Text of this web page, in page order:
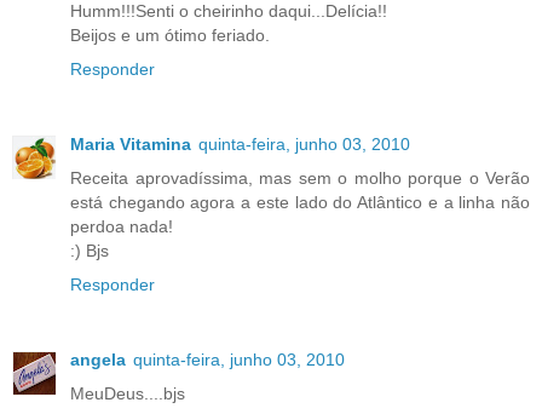
Humm!!!Senti o cheirinho daqui...Delícia!!
Beijos e um ótimo feriado.
Responder
Maria Vitamina quinta-feira, junho 03, 2010
Receita aprovadíssima, mas sem o molho porque o Verão
está chegando agora a este lado do Atlântico e a linha não
perdoa nada!
:) Bjs
Responder
angela quinta-feira, junho 03, 2010
MeuDeus....bjs